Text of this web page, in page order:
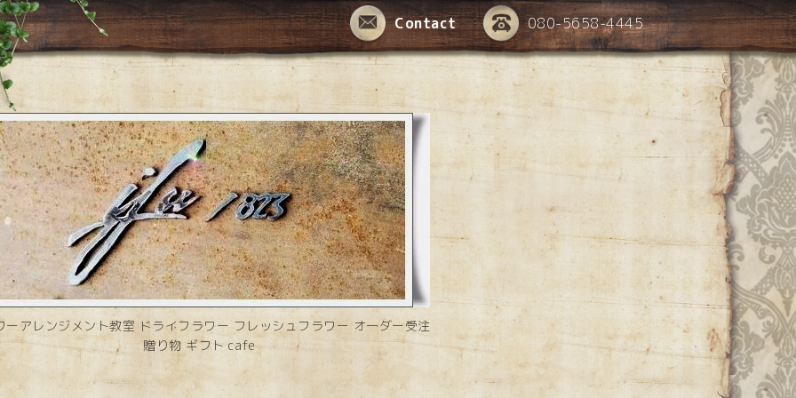
080-5658-4445
Contact
ーアレンジメント教室 ドライフラワー フレッシュフラワー オーダー受注
贈り物 ギフト cafe